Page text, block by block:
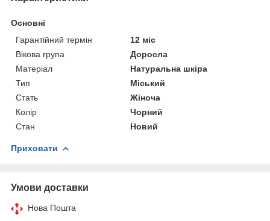
Основні
Гарантійний термін
12 міс
Вікова група
Доросла
Матеріал
Натуральна шкіра
Тип
Міський
Стать
Жіноча
Колір
Чорний
Стан
Новий
Приховати
Умови доставки
Нова Пошта